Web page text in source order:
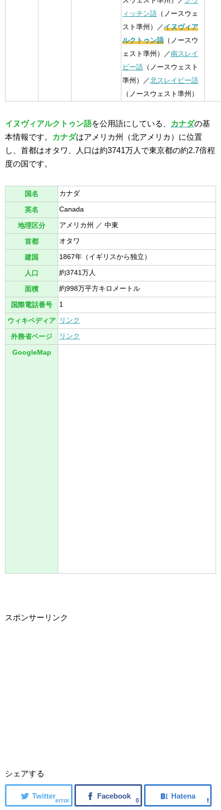
ィッチン語 （ノースウェ
スト準州）／イヌヴィア
ルクトゥン語 （ノースウ
ェスト準州）／南スレイ
ビー語 （ノースウェスト
準州）／北スレイビー語
（ノースウェスト準州）
イヌヴィアルクトゥン語を公用語にしている、 カナダの基
本情報です。
カナダはアメリカ州（北アメリカ）に位置
し、首都はオタワ、人口は約3741万人で東京都の約2.7倍程
度の国です。
国名 カナダ
英名 Canada
地理区分 アメリカ州 ／ 中東
首都 オタワ
建国 1867年（イギリスから独立）
人口 約3741万人
面積 約998万平方キロメートル
国際電話番号 1
ウィキペディア リンク
外務省ページ リンク
GoogleMap
スポンサーリンク
シェアする
error 0